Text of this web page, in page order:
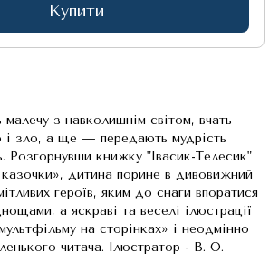
Купити
з навколишнім світом, вчать
і зло, а ще — передають мудрість
Розгорнувши книжку "Івасик-Телесик"
казочки», дитина порине в дивовижний
героїв, яким до снаги впоратися
а яскраві та веселі ілюстрації
на сторінках» і неодмінно
читача. Ілюстратор - В. О.